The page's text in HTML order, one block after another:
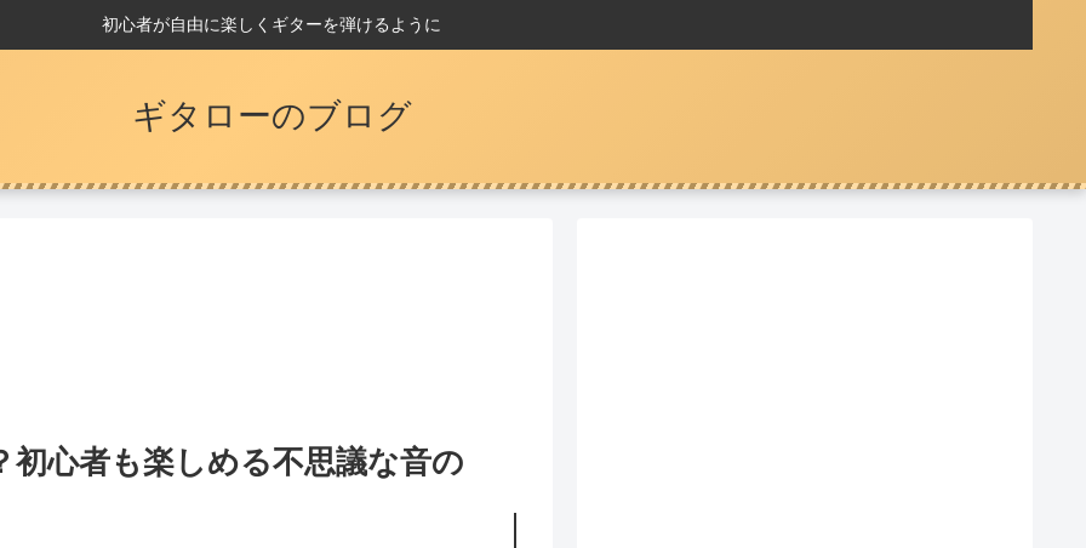
初心者が自由に楽しくギターを弾けるように
ギタローのブログ
心者も楽しめる不思議な音の